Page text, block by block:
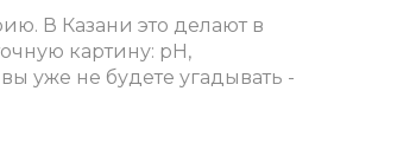
В Казани это делают в
картину: pH,
уже не будете угадывать -